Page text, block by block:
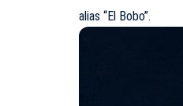
alias “El Bobo”.